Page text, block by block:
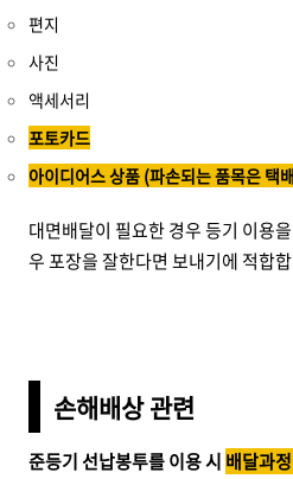
편지
사진
액세서리
포토카드
아이디어스 상품 (파손되는 품목은 택
대면배달이 필요한 경우 등기 이용
우 포장을 잘한다면 보내기에 적합
손해배상 관련
준등기 선납봉투를 이용 시 배달과